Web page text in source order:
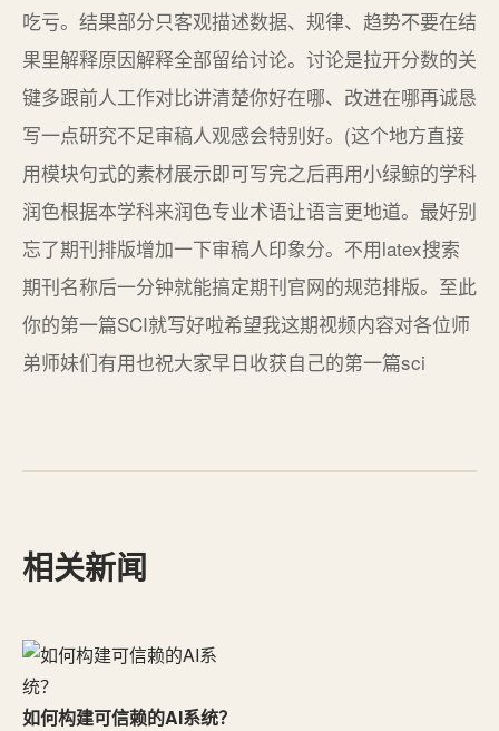
吃亏。结果部分只客观描述数据、规律、趋势不要在结
果里解释原因解释全部留给讨论。讨论是拉开分数的关
键多跟前人工作对比讲清楚你好在哪、改进在哪再诚恳
写一点研究不足审稿人观感会特别好。(这个地方直接
用模块句式的素材展示即可写完之后再用小绿鲸的学科
润色根据本学科来润色专业术语让语言更地道。最好别
忘了期刊排版增加一下审稿人印象分。不用latex搜索
期刊名称后一分钟就能搞定期刊官网的规范排版。至此
你的第一篇SCI就写好啦希望我这期视频内容对各位师
弟师妹们有用也祝大家早日收获自己的第一篇sci
相关新闻
如何构建可信赖的AI系统？